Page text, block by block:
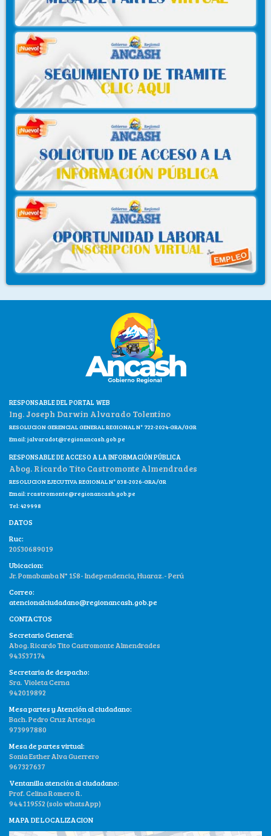
RESPONSABLE DEL PORTAL WEB
Ing. Joseph Darwin Alvarado Tolentino
RESOLUCION GERENCIAL GENERAL REGIONAL N° 722-2024-GRA/GGR
Email:jalvaradot@regionancash.gob.pe
RESPONSABLE DE ACCESO A LA INFORMACIÓN PÚBLICA
Abog. Ricardo Tito Castromonte Almendrades
RESOLUCION EJECUTIVA REGIONAL N° 038-2026-GRA/GR
Email:rcastromonte@regionancash.gob.pe
Tel: 429998
DATOS
Ruc:
20530689019
Ubicacion:
Jr. Pomabamba N° 158- Independencia, Huaraz.- Perú
Correo:
atencionalciudadano@regionancash.gob.pe
CONTACTOS
Secretario General:
Abog. Ricardo Tito Castromonte Almendrades
943537174
Secretaria de despacho:
Sra. Violeta Cerna
942019892
Mesa partes y Atención al ciudadano:
Bach. Pedro Cruz Arteaga
973997880
Mesa de partes virtual:
Sonia Esther Alva Guerrero
967327637
Ventanilla atención al ciudadano:
Prof. Celina Romero R.
944119552 (solo whatsApp)
MAPA DE LOCALIZACION